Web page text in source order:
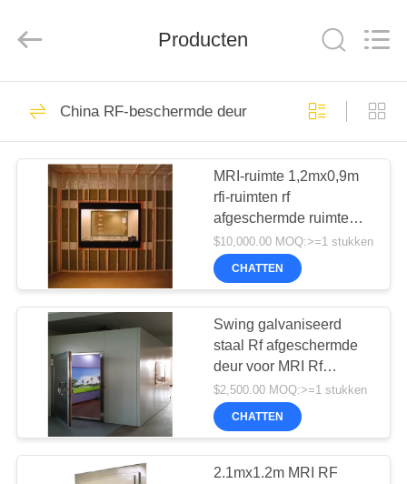
THUIS
PRODUCTEN
OVER
ONS
RONDLEIDING
DOOR
FABRIEK
KWALITEITSCONTROLE
Electronic
Rights
emi de filter van de
machtslijn
Signallijnfilters
34
Producten
China RF-beschermde deur
MRI-ruimte 1,2mx0,9m
rfi-ruimten rf
afgeschermde ruimte
emc anechoïsche kamer
$10,000.00 MOQ:>=1 stukken
CHATTEN
Swing galvaniseerd
staal Rf afgeschermde
deur voor MRI Rf
afscherming emc
anechoïsche kamer
$2,500.00 MOQ:>=1 stukken
CHATTEN
2.1mx1.2m MRI RF